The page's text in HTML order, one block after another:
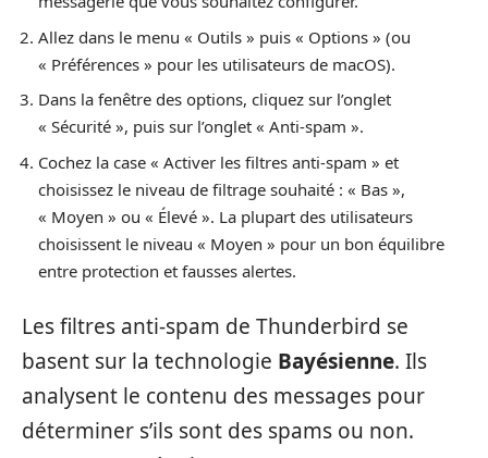
Allez dans le menu « Outils » puis « Options » (ou
« Préférences » pour les utilisateurs de macOS).
Dans la fenêtre des options, cliquez sur l’onglet
« Sécurité », puis sur l’onglet « Anti-spam ».
Cochez la case « Activer les filtres anti-spam » et
choisissez le niveau de filtrage souhaité : « Bas »,
« Moyen » ou « Élevé ». La plupart des utilisateurs
choisissent le niveau « Moyen » pour un bon équilibre
entre protection et fausses alertes.
Les filtres anti-spam de Thunderbird se
basent sur la technologie Bayésienne. Ils
analysent le contenu des messages pour
déterminer s’ils sont des spams ou non.